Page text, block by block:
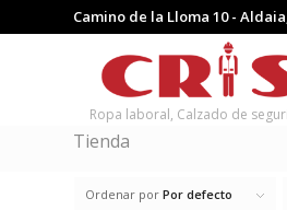
Camino de la Lloma 10 -
Ropa laboral, Calzado de
Tienda
Ordenar por Por defecto